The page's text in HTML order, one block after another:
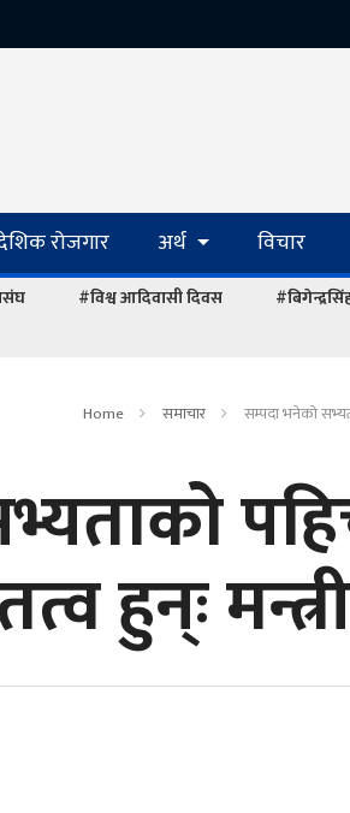
रोजगार अर्थ विचार
#विश्व आदिवासी दिवस
Home समाचार सम्पदा भनेको
हुन्ः